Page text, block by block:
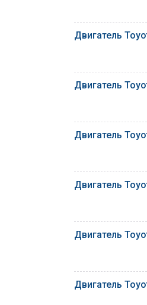
Двигатель
Двигатель
Двигатель
Двигатель
Двигатель
Двигатель